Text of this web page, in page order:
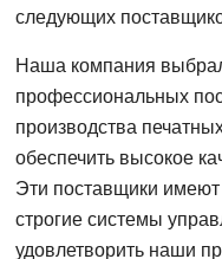
следующих
Наша компания
профессиональных
производства
обеспечить высокое
Эти поставщики
строгие системы
удовлетворить наши